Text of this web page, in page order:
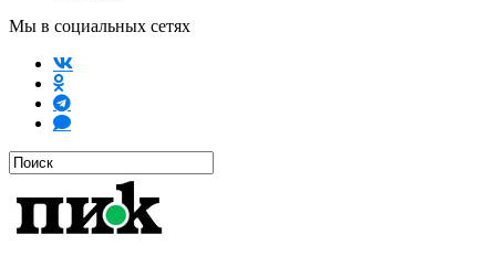
Мы в социальных сетях